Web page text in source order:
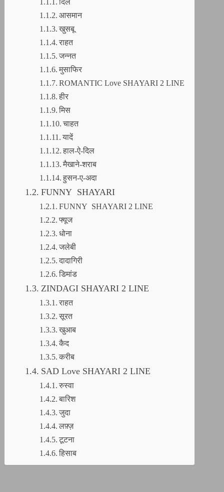
दिल
आसमान
खुसबू
राहत
जन्नत
मुसाफिर
ROMANTIC Love SHAYARI 2 LINE
हीर
मिस
चाहत
यादें
हाल-ऐ-दिल
मैखाने-शराब
हुसन-ए-अदा
FUNNY SHAYARI
FUNNY SHAYARI 2 LINE
फ्यूज
धोना
जलेबी
दादागिरी
डिमांड
ZINDAGI SHAYARI 2 LINE
राहत
सूरत
खुआब
कैद
करीब
SAD Love SHAYARI 2 LINE
रुस्वा
बारिश
जुदा
लफ़्ज़
टूटना
हिसाब